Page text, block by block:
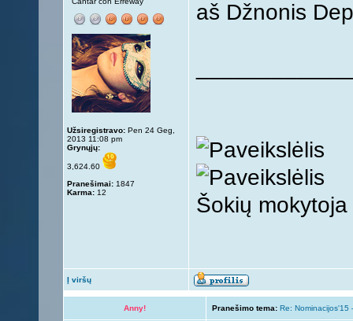
Užsiregistravo: Pen 24 Geg,
2013 11:08 pm
Grynųjų:
3,624.60
Pranešimai: 1847
Karma: 12
aš Džnonis
Šokių
Į viršų
Anny! Pranešimo tema: Re: Nominacijos'15